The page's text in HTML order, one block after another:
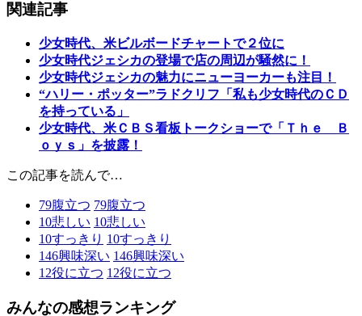
関連記事
少女時代、米ビルボードチャートで２位に
少女時代ジェシカの登場で店の周辺が騒然に！
少女時代ジェシカの魅力にニューヨーカーも注目！
“ハリー・ポッター”ラドクリフ「私も少女時代のＣＤ
を持っている」
少女時代、米ＣＢＳ看板トークショーで「Ｔｈｅ Ｂ
ｏｙｓ」を披露！
この記事を読んで…
79腹立つ 79腹立つ
10悲しい 10悲しい
10すっきり 10すっきり
146興味深い 146興味深い
12役に立つ 12役に立つ
みんなの感想ランキング